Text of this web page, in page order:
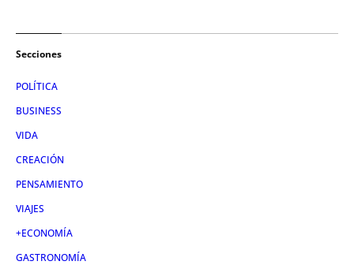
Secciones
POLÍTICA
BUSINESS
VIDA
CREACIÓN
PENSAMIENTO
VIAJES
+ECONOMÍA
GASTRONOMÍA